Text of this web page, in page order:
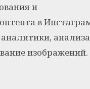
и
в
анализа
изображений.